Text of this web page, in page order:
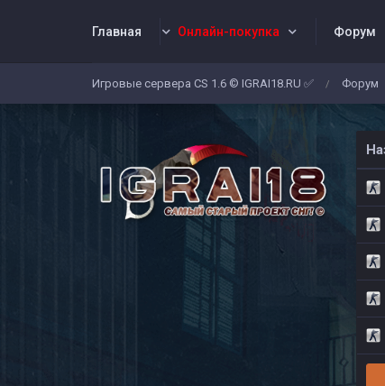
Главная Онлайн-покупка Форум
Игровые сервера CS 1.6 © IGRAI18.RU ✅ / Форум